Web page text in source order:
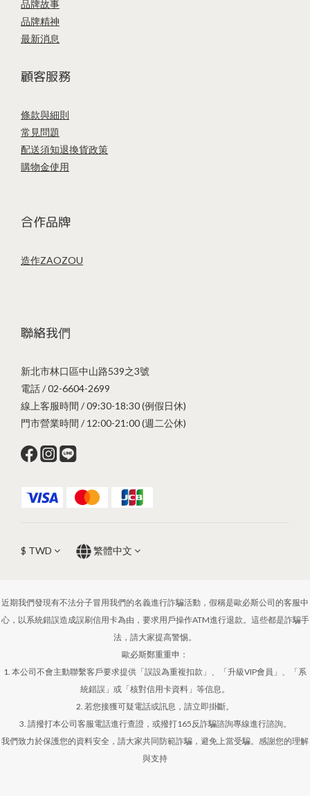
品牌故事
品牌精神
最新消息
顧客服務
條款與細則
常見問題
配送須知退換貨政策
購物金使用
合作品牌
造作ZAOZOU
聯絡我們
新北市林口區中山路539之3號
電話 / 02-6604-2699
線上客服時間 / 09:30-18:30 (例假日休)
門市營業時間 / 12:00-21:00 (週二公休)
$ TWD 繁體中文
近期我們發現有不法分子冒用我們的名義進行詐騙活動，假稱是歐必斯公司的客服中
心，以系統錯誤造成誤刷信用卡為由，要求用戶操作ATM進行退款。這些都是詐騙手
法，請大家提高警惕。
歐必斯鄭重重申：
1. 本公司不會主動聯繫客戶要求提供「誤設為重複扣款」、「升級VIP會員」、「系
統錯誤」或「核對信用卡資料」等信息。
2. 若您接獲可疑電話或訊息，請立即掛斷。
3. 請撥打本公司客服電話進行查證，或撥打165反詐騙諮詢專線進行諮詢。
我們致力於保護您的資料安全，請大家共同防範詐騙，避免上當受騙。感謝您的理解
與支持